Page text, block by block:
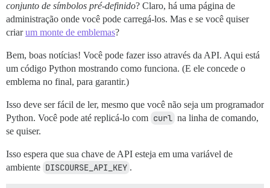
conjunto de símbolos pré-definido? Claro, há uma página de
administração onde você pode carregá-los. Mas e se você quiser
criarum monte de emblemas?
Bem, boas notícias! Você pode fazer isso através da API. Aqui está
um código Python mostrando como funciona. (E ele concede o
emblema no final, para garantir.)
Isso deve ser fácil de ler, mesmo que você não seja um programador
Python. Você pode até replicá-lo com curl na linha de comando,
se quiser.
Isso espera que sua chave de API esteja em uma variável de
ambiente DISCOURSE_API_KEY .